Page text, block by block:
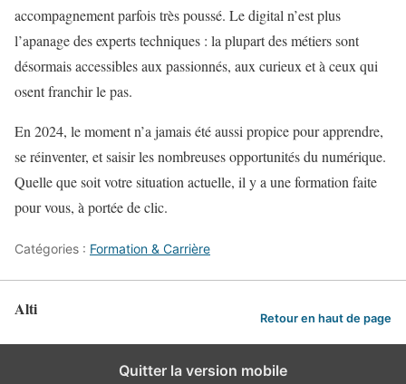
accompagnement parfois très poussé. Le digital n’est plus
l’apanage des experts techniques : la plupart des métiers sont
désormais accessibles aux passionnés, aux curieux et à ceux qui
osent franchir le pas.
En 2024, le moment n’a jamais été aussi propice pour apprendre,
se réinventer, et saisir les nombreuses opportunités du numérique.
Quelle que soit votre situation actuelle, il y a une formation faite
pour vous, à portée de clic.
Catégories : Formation & Carrière
Alti Retour en haut de page
Quitter la version mobile